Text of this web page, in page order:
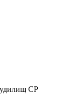
СР